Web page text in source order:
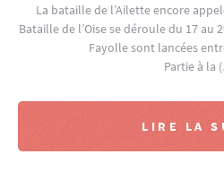
La bataille de l’Ailette encore
Bataille de l’Oise se déroule du 17 au
Fayolle sont lancées
Partie à la
LIRE LA